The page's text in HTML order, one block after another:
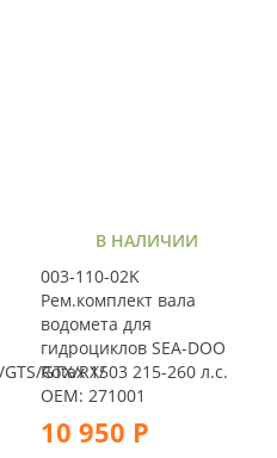
GTX/RX/
В НАЛИЧИИ
003-110-02K
Рем.комплект вала
водомета для
гидроциклов SEA-DOO
Rotax 1503 215-260 л.с.
OEM: 271001
10 950 Р